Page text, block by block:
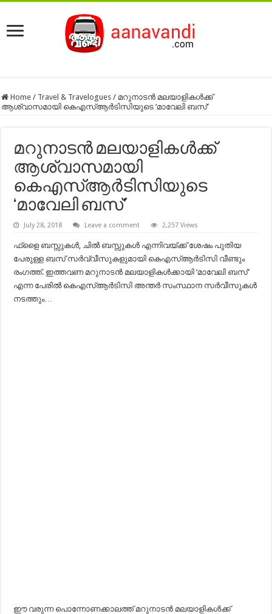
Home / Travel & Travelogues / മറുനാടൻ മലയാളികൾക്ക്
ആശ്വാസമായി കെഎസ്ആർടിസിയുടെ ‘മാവേലി ബസ്’
മറുനാടൻ മലയാളികൾക്ക്
ആശ്വാസമായി
കെഎസ്ആർടിസിയുടെ
‘മാവേലി ബസ്’
July 28, 2018 Leave a comment 2,257 Views
ഫ്‌ളൈ ബസ്സുകൾ, ചിൽ ബസ്സുകൾ എന്നിവയ്ക്ക് ശേഷം പുതിയ
പേരുള്ള ബസ് സർവ്വീസുകളുമായി കെഎസ്ആർടിസി വീണ്ടും
രംഗത്ത്. ഇത്തവണ മറുനാടൻ മലയാളികൾക്കായി ‘മാവേലി ബസ്’
എന്ന പേരിൽ കെഎസ്ആർടിസി അന്തർ സംസ്ഥാന സർവീസുകൾ
നടത്തും…
ഈ വരുന്ന പൊന്നോണക്കാലത്ത് മറുനാടൻ മലയാളികൾക്ക്